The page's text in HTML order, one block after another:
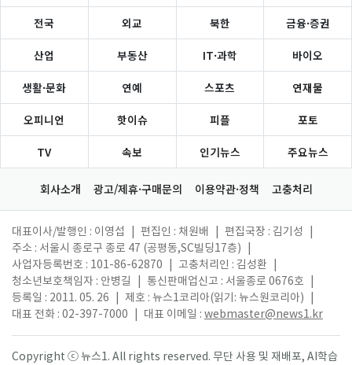
전국 외교 북한 금융·증권
산업 부동산 IT·과학 바이오
생활·문화 연예 스포츠 연재물
오피니언 핫이슈 피플 포토
TV 속보 인기뉴스 주요뉴스
회사소개 광고/제휴·구매문의 이용약관·정책 고충처리
대표이사/발행인 : 이영섭 편집인 : 채원배 편집국장 : 김기성
주소 : 서울시 종로구 종로 47 (공평동,SC빌딩17층)
사업자등록번호 : 101-86-62870
고충처리인 : 김성환
청소년보호책임자 : 안병길
통신판매업신고 : 서울종로 0676호
등록일 : 2011. 05. 26
제호 : 뉴스1코리아(읽기: 뉴스원코리아)
대표 전화 : 02-397-7000
대표 이메일 : webmaster@news1.kr
Copyright ⓒ 뉴스1. All rights reserved. 무단 사용 및 재배포, AI학습